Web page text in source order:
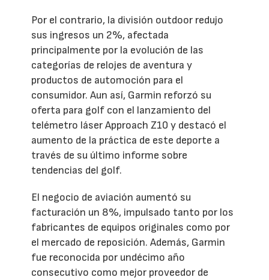
Por el contrario, la división outdoor redujo
sus ingresos un 2%, afectada
principalmente por la evolución de las
categorías de relojes de aventura y
productos de automoción para el
consumidor. Aun así, Garmin reforzó su
oferta para golf con el lanzamiento del
telémetro láser Approach Z10 y destacó el
aumento de la práctica de este deporte a
través de su último informe sobre
tendencias del golf.
El negocio de aviación aumentó su
facturación un 8%, impulsado tanto por los
fabricantes de equipos originales como por
el mercado de reposición. Además, Garmin
fue reconocida por undécimo año
consecutivo como mejor proveedor de